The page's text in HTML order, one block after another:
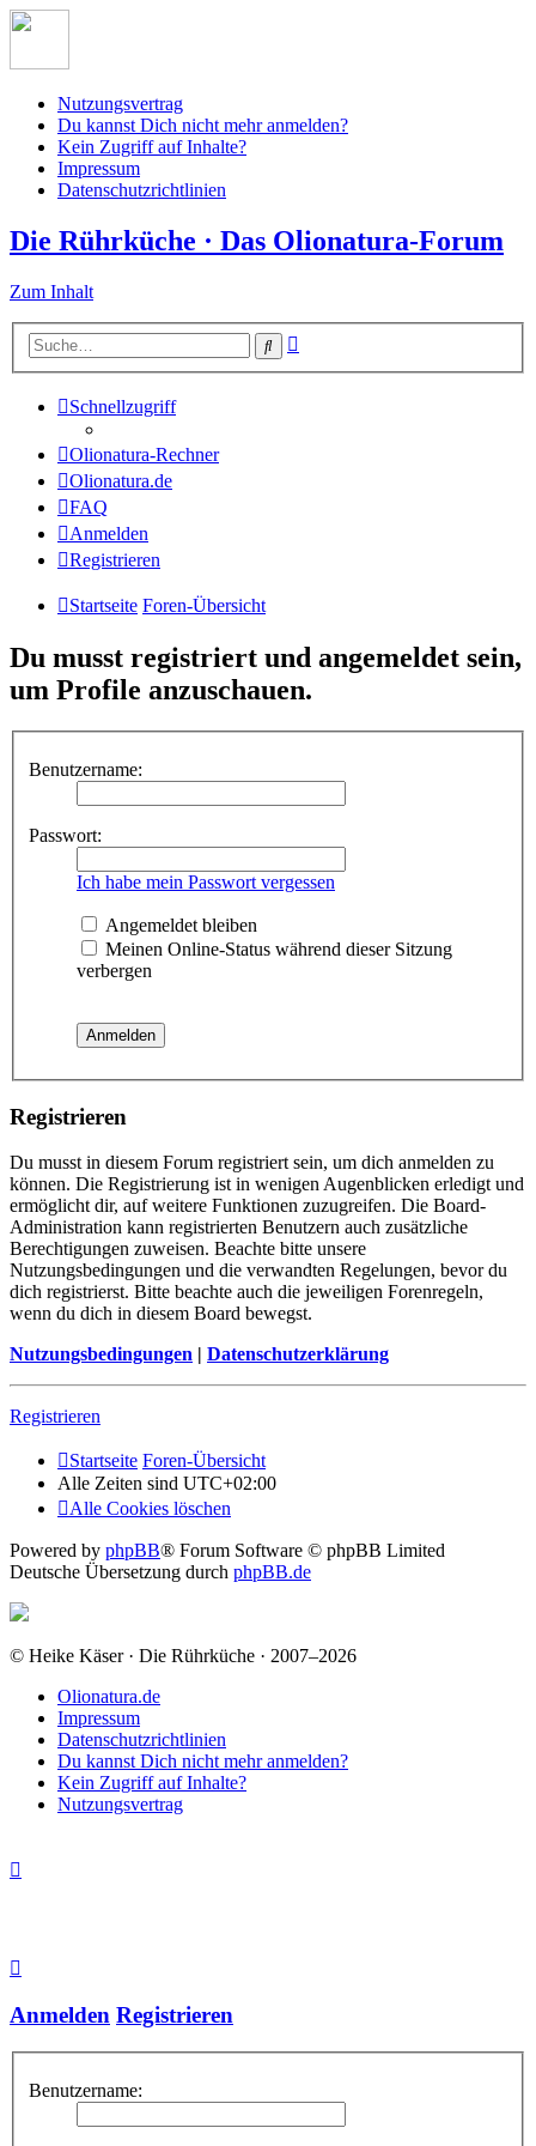
Nutzungsvertrag
Du kannst Dich nicht mehr anmelden?
Kein Zugriff auf Inhalte?
Impressum
Datenschutzrichtlinien
Die Rührküche · Das Olionatura-Forum
Zum Inhalt
Suche
Schnellzugriff
Olionatura-Rechner
Olionatura.de
FAQ
Anmelden
Registrieren
Startseite Foren-Übersicht
Du musst registriert und angemeldet sein,
um Profile anzuschauen.
Benutzername:
Passwort:
Ich habe mein Passwort vergessen
Angemeldet bleiben
Meinen Online-Status während dieser Sitzung
verbergen
Registrieren
Du musst in diesem Forum registriert sein, um dich anmelden zu
können. Die Registrierung ist in wenigen Augenblicken erledigt und
ermöglicht dir, auf weitere Funktionen zuzugreifen. Die Board-
Administration kann registrierten Benutzern auch zusätzliche
Berechtigungen zuweisen. Beachte bitte unsere
Nutzungsbedingungen und die verwandten Regelungen, bevor du
dich registrierst. Bitte beachte auch die jeweiligen Forenregeln,
wenn du dich in diesem Board bewegst.
Nutzungsbedingungen | Datenschutzerklärung
Registrieren
Startseite Foren-Übersicht
Alle Zeiten sind UTC+02:00
Alle Cookies löschen
Powered by phpBB® Forum Software © phpBB Limited
Deutsche Übersetzung durch phpBB.de
© Heike Käser · Die Rührküche · 2007–2026
Olionatura.de
Impressum
Datenschutzrichtlinien
Du kannst Dich nicht mehr anmelden?
Kein Zugriff auf Inhalte?
Nutzungsvertrag
Anmelden Registrieren
Benutzername: